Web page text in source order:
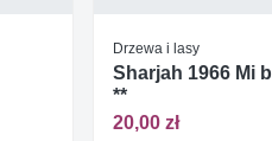
Drzewa i lasy
Sharjah 1966 Mi
**
20,00 zł